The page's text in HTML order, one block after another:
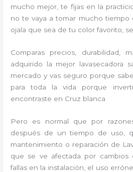
mucho mejor, te fijas en la
no te vaya a tomar mucho tiempo
ojala que sea de tu color favorito,
Comparas precios, durabilidad,
adquirido la mejor lavasecadora
mercado y vas seguro porque
para toda la vida porque
encontraste en Cruz blanca
Pero es normal que por
después de un tiempo de uso,
mantenimiento o reparación de
que se ve afectada por cambios
fallas en la instalación, el uso